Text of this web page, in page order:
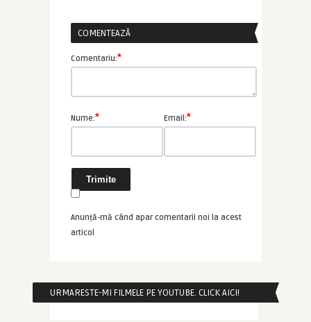
COMENTEAZĂ
Comentariu:*
Nume:* Email:*
Anunță-mă când apar comentarii noi la acest
articol
URMARESTE-MI FILMELE PE YOUTUBE. CLICK AICI!